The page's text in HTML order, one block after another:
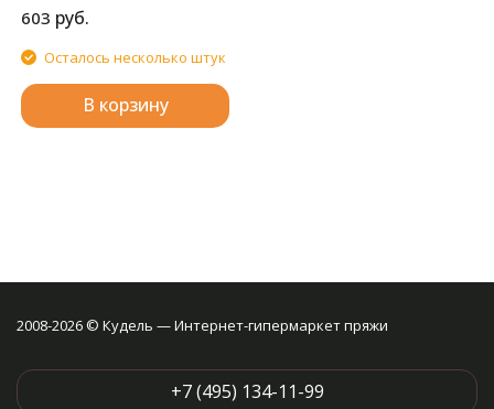
используйте подкладочную
ткань. Внимание! Слишком
сильные удары молотка могут
повредить поверхность
кнопки! Всегда работайте на
плоской устойчивой
поверхности, защищенной
603 руб.
Осталось несколько штук
В корзину
2008-2026 © Кудель — Интернет-гипермаркет пряжи
+7 (495) 134-11-99